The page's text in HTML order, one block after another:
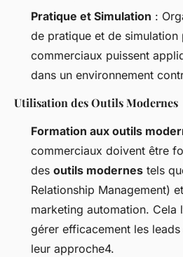
Pratique et Simulation :
de pratique et de simulation
commerciaux puissent
dans un environnement
Utilisation des Outils Modernes
Formation aux outils
commerciaux doivent être
des outils modernes tels
Relationship Management)
marketing automation. Cela
gérer efficacement les
leur approche4.